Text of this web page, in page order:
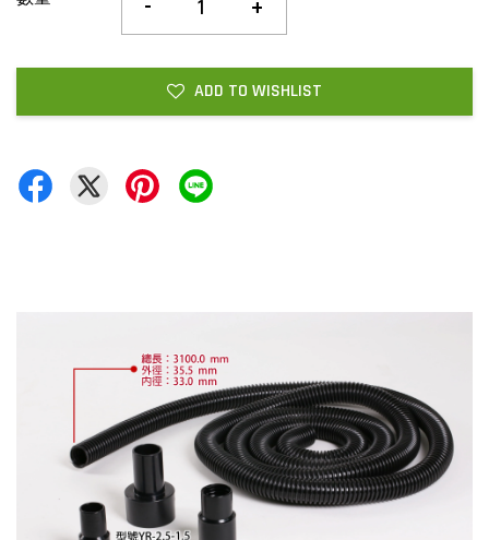
- +
ADD TO WISHLIST